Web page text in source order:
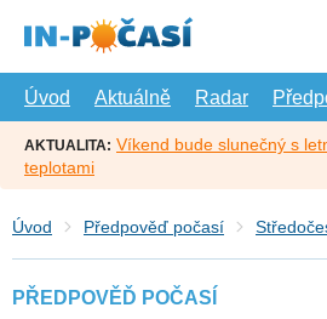
hlavní
Úvod
Aktuálně Radar
AKTUALITA: Víkend bude slunečný s
teplotami
Úvod Předpověď počasí
PŘEDPOVĚĎ POČASÍ